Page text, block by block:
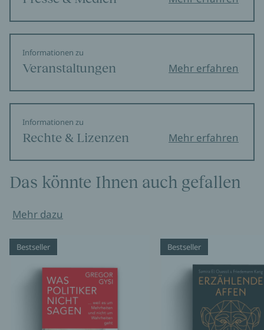
Informationen zu
Veranstaltungen Mehr erfahren
Informationen zu
Rechte & Lizenzen Mehr erfahren
Das könnte Ihnen auch gefallen
Mehr dazu
Bestseller Bestseller